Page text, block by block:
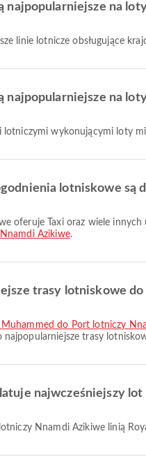
najpopularniejsze na
linie lotnicze obsługujące
najpopularniejsze na
lotniczymi wykonującymi loty
lotniskowe są
Azikiwe.
trasy lotniskowe
do Port lotniczy
najpopularniejsze trasy
najwcześniejszy
lotniczy Nnamdi Azikiwe linią